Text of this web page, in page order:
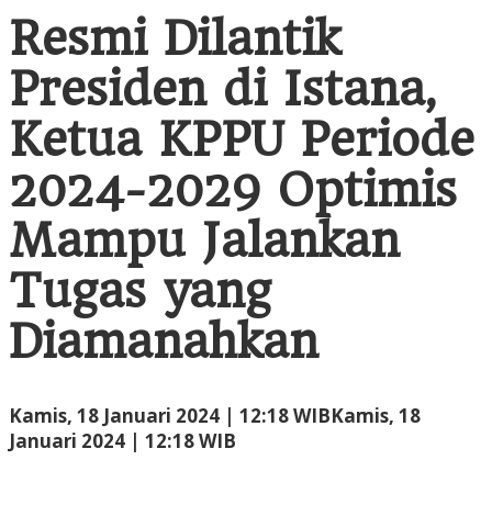
Presiden
di
Istana,
Ketua
KPPU
Periode
2029
Optimis
Mampu
Jalankan
Tugas
yang
Diamanahkan
Resmi Dilantik
Presiden di Istana,
Ketua KPPU Periode
2024-2029 Optimis
Mampu Jalankan
Tugas yang
Diamanahkan
Kamis, 18 Januari 2024 | 12:18 WIBKamis, 18
Januari 2024 | 12:18 WIB